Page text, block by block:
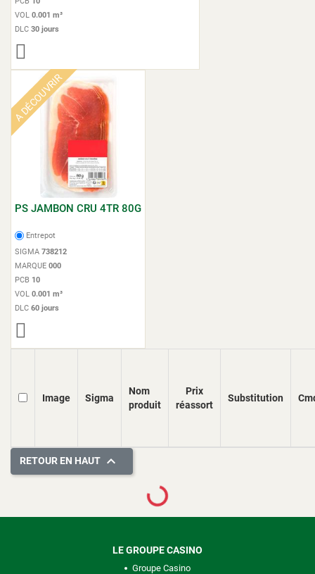
VOL 0.001 m³
DLC 30 jours
A DÉCOUVRIR
PS JAMBON CRU 4TR 80G
Entrepot
SIGMA 738212
MARQUE 000
PCB 10
VOL 0.001 m³
DLC 60 jours
Image Sigma
Nom
produit
Prix
réassort
Substitution
RETOUR EN HAUT 
Loading...
LE GROUPE CASINO
Groupe Casino